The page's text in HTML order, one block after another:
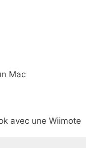
Mac
avec une Wiimote